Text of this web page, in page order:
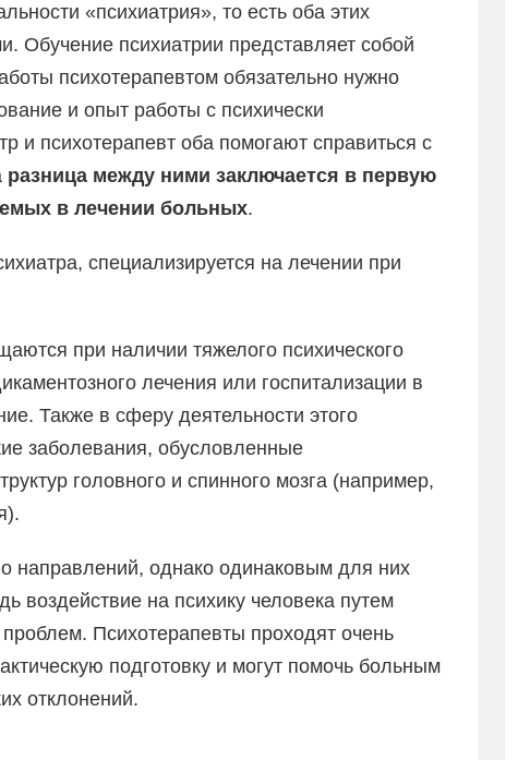
«психиатрия», то есть оба этих
Обучение психиатрии представляет собой
психотерапевтом обязательно нужно
и опыт работы с психически
и психотерапевт оба помогают справиться с
разница между ними заключается в первую
в лечении больных.
специализируется на лечении при
при наличии тяжелого психического
лечения или госпитализации в
Также в сферу деятельности этого
заболевания, обусловленные
головного и спинного мозга (например,
направлений, однако одинаковым для них
воздействие на психику человека путем
Психотерапевты проходят очень
подготовку и могут помочь больным
отклонений.